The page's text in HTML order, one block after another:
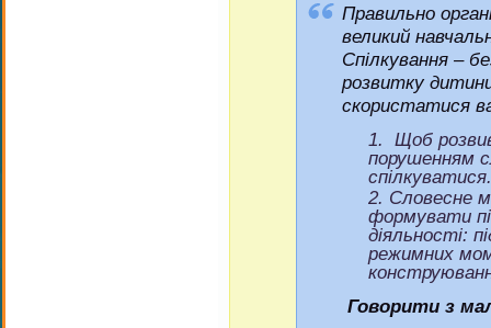
Правильно
великий
Спілкування –
розвитку
скористатися
Щоб
порушенням
спілкуватися.
Словесне
формувати
діяльності:
режимних
Говорити з